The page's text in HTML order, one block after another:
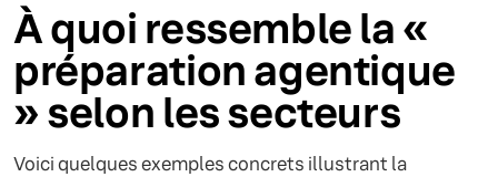
À quoi ressemble la «
préparation agentique
» selon les secteurs
Voici quelques exemples concrets illustrant la